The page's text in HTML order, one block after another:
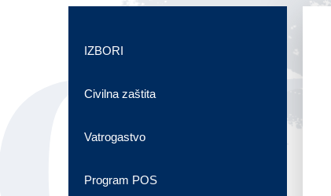
IZBORI
Civilna zaštita
Vatrogastvo
Program POS